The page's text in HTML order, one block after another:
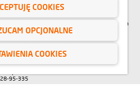
dostępnych na niniejszej stronie internetowej
ustawy z dnia 4 lutego 1994 r. o Prawie
(Dz. U. 2006 Nr 90 poz. 631 z późn. zm.).
z niniejszej strony w jakichkolwiek celach
zgody Dom Development S.A. W przypadku
prosimy o kontakt na adres:
w Krakowie | XI Wydział Gospodarczy
|
95-335
COOKIES
OPCJONALNE
COOKIES